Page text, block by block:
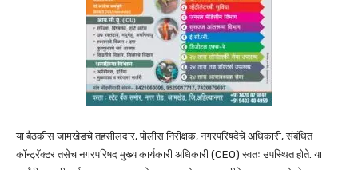
या बैठकीस जामखेडचे तहसीलदार, पोलीस निरीक्षक, नगरपरिषदेचे अधिकारी, संबंधित
कॉन्ट्रॅक्टर तसेच नगरपरिषद मुख्य कार्यकारी अधिकारी (CEO) स्वतः उपस्थित होते. या